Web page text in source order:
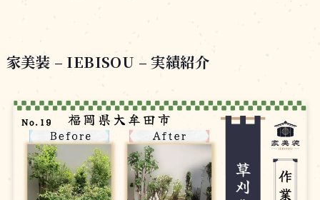
家美装 – IEBISOU – 実績紹介